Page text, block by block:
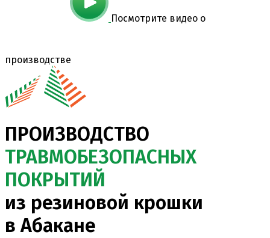
Посмотрите видео о
производстве
ПРОИЗВОДСТВО
ТРАВМОБЕЗОПАСНЫХ
ПОКРЫТИЙ
из резиновой крошки
в Абакане